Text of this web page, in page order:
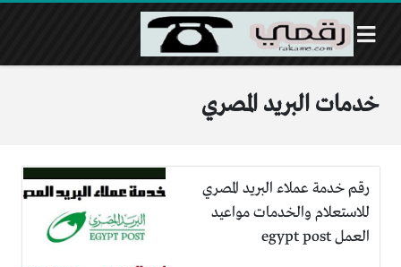
خدمات البريد المصري
رقم خدمة عملاء البريد المصري
للاستعلام والخدمات مواعيد
العمل egypt post